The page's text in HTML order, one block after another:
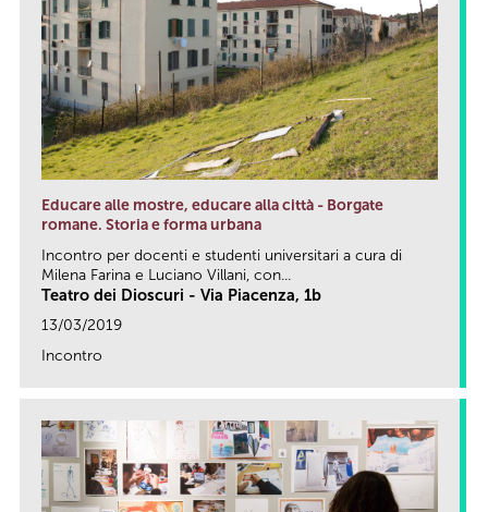
Educare alle mostre, educare alla città - Borgate
romane. Storia e forma urbana
Incontro per docenti e studenti universitari a cura di
Milena Farina e Luciano Villani, con...
Teatro dei Dioscuri - Via Piacenza, 1b
13/03/2019
Incontro